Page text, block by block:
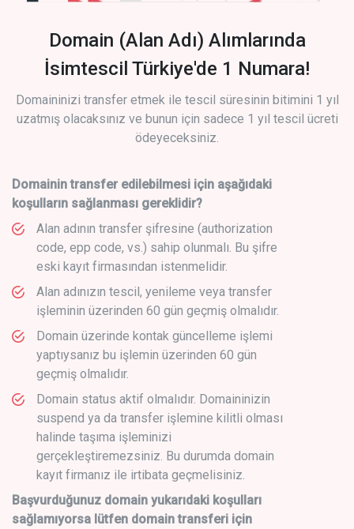
Domain (Alan Adı) Alımlarında
İsimtescil Türkiye'de 1 Numara!
Domaininizi transfer etmek ile tescil süresinin bitimini 1 yıl
uzatmış olacaksınız ve bunun için sadece 1 yıl tescil ücreti
ödeyeceksiniz.
Domainin transfer edilebilmesi için aşağıdaki
koşulların sağlanması gereklidir?
Alan adının transfer şifresine (authorization
code, epp code, vs.) sahip olunmalı. Bu şifre
eski kayıt firmasından istenmelidir.
Alan adınızın tescil, yenileme veya transfer
işleminin üzerinden 60 gün geçmiş olmalıdır.
Domain üzerinde kontak güncelleme işlemi
yaptıysanız bu işlemin üzerinden 60 gün
geçmiş olmalıdır.
Domain status aktif olmalıdır. Domaininizin
suspend ya da transfer işlemine kilitli olması
halinde taşıma işleminizi
gerçekleştiremezsiniz. Bu durumda domain
kayıt firmanız ile irtibata geçmelisiniz.
Başvurduğunuz domain yukarıdaki koşulları
sağlamıyorsa lütfen domain transferi için